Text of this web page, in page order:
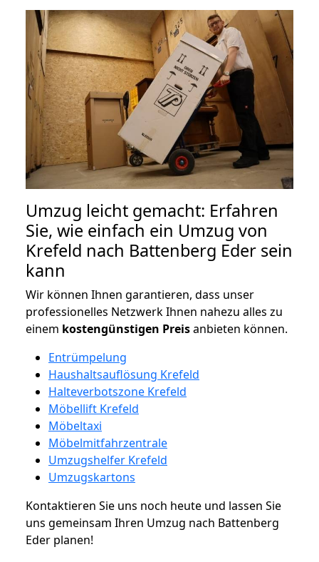
Umzug leicht gemacht: Erfahren
Sie, wie einfach ein Umzug von
Krefeld nach Battenberg Eder sein
kann
Wir können Ihnen garantieren, dass unser
professionelles Netzwerk Ihnen nahezu alles zu
einem kostengünstigen Preisanbieten können.
Entrümpelung
Haushaltsauflösung Krefeld
Halteverbotszone Krefeld
Möbellift Krefeld
Möbeltaxi
Möbelmitfahrzentrale
Umzugshelfer Krefeld
Umzugskartons
Kontaktieren Sie uns noch heute und lassen Sie
uns gemeinsam Ihren Umzug nach Battenberg
Eder planen!